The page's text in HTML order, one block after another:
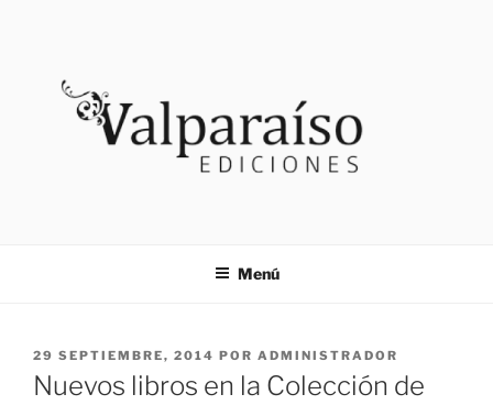
VALPARAISO EDICIONES
Menú
PUBLICADO
EL
29 SEPTIEMBRE, 2014 POR ADMINISTRADOR
Nuevos libros en la Colección de